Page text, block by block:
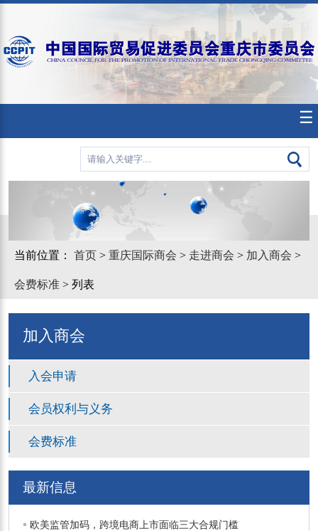
☰
当前位置： 首页 > 重庆国际商会 > 走进商会 > 加入商会 >
会费标准 > 列表
加入商会
入会申请
会员权利与义务
会费标准
最新信息
欧美监管加码，跨境电商上市面临三大合规门槛